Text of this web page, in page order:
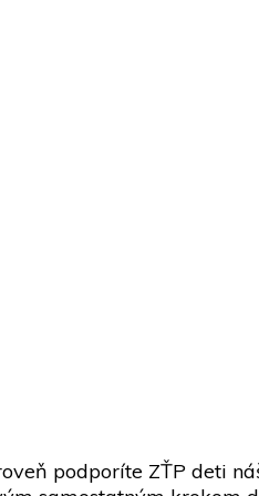
podporíte ZŤP deti